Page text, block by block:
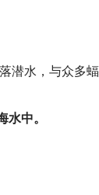
潜水，与众多
中。